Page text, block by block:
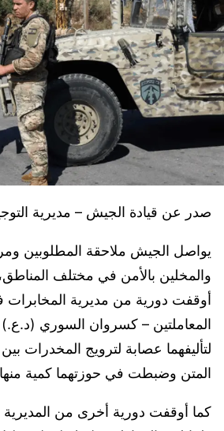
صدر عن قيادة الجيش – مديرية
يواصل الجيش ملاحقة المطلوبين
والمخلين بالأمن في مختلف
أوقفت دورية من مديرية
المعاملتين – كسروان السوري
لتأليفهما عصابة لترويج المخدرات
المتن وضبطت في حوزتهما كمية
كما أوقفت دورية أخرى من المديرية